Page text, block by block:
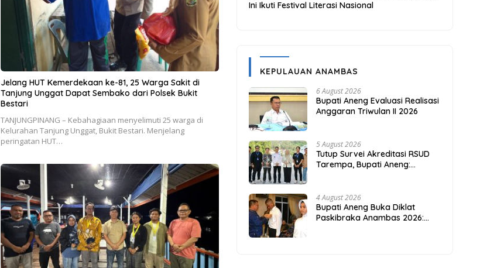
Jelang HUT Kemerdekaan ke-81, 25 Warga Sakit di
Tanjung Unggat Dapat Sembako dari Polsek Bukit
Bestari
TANJUNGPINANG – Kebahagiaan menyelimuti 25 warga di
Kelurahan Tanjung Unggat, Bukit Bestari. Menjelang
peringatan HUT…
Ini Ikuti Festival Literasi Nasional
KEPULAUAN ANAMBAS
6 August 2026
Bupati Aneng Evaluasi Realisasi
Anggaran Triwulan II 2026
5 August 2026
Tutup Survei Akreditasi RSUD
Tarempa, Bupati Aneng:
4 August 2026
Bupati Aneng Buka Diklat
Paskibraka Anambas 2026: